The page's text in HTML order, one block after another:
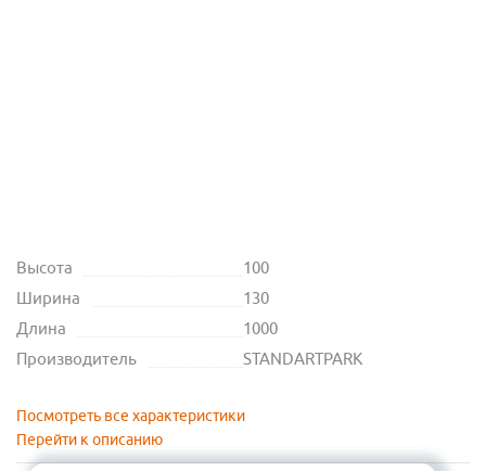
Высота
100
Ширина
130
Длина
1000
Производитель
STANDARTPARK
Посмотреть все характеристики
Перейти к описанию